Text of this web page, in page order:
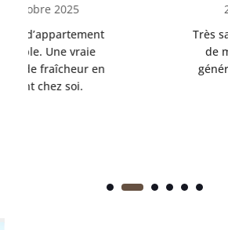
Très satisfaite du nettoyage
de maison. L’ambiance
générale a complètement